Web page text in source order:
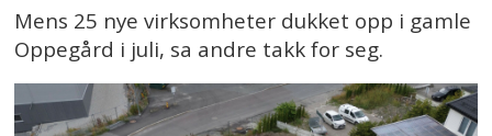
Mens 25 nye virksomheter dukket opp i gamle
Oppegård i juli, sa andre takk for seg.